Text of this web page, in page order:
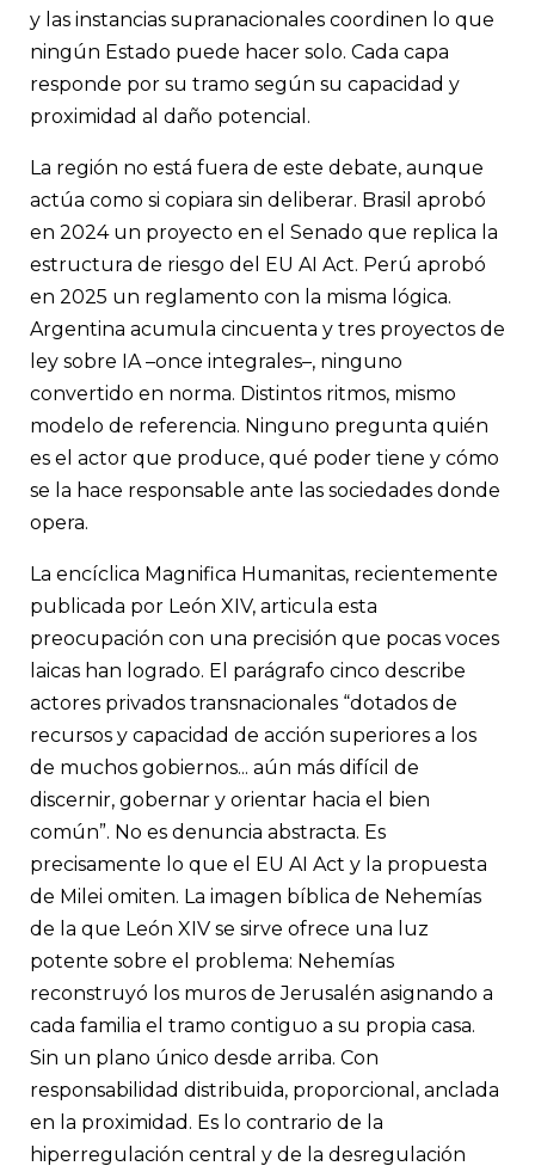
y las instancias supranacionales coordinen lo que
ningún Estado puede hacer solo. Cada capa
responde por su tramo según su capacidad y
proximidad al daño potencial.
La región no está fuera de este debate, aunque
actúa como si copiara sin deliberar. Brasil aprobó
en 2024 un proyecto en el Senado que replica la
estructura de riesgo del EU AI Act. Perú aprobó
en 2025 un reglamento con la misma lógica.
Argentina acumula cincuenta y tres proyectos de
ley sobre IA –once integrales–, ninguno
convertido en norma. Distintos ritmos, mismo
modelo de referencia. Ninguno pregunta quién
es el actor que produce, qué poder tiene y cómo
se la hace responsable ante las sociedades donde
opera.
La encíclica Magnifica Humanitas, recientemente
publicada por León XIV, articula esta
preocupación con una precisión que pocas voces
laicas han logrado. El parágrafo cinco describe
actores privados transnacionales “dotados de
recursos y capacidad de acción superiores a los
de muchos gobiernos... aún más difícil de
discernir, gobernar y orientar hacia el bien
común”. No es denuncia abstracta. Es
precisamente lo que el EU AI Act y la propuesta
de Milei omiten. La imagen bíblica de Nehemías
de la que León XIV se sirve ofrece una luz
potente sobre el problema: Nehemías
reconstruyó los muros de Jerusalén asignando a
cada familia el tramo contiguo a su propia casa.
Sin un plano único desde arriba. Con
responsabilidad distribuida, proporcional, anclada
en la proximidad. Es lo contrario de la
hiperregulación central y de la desregulación